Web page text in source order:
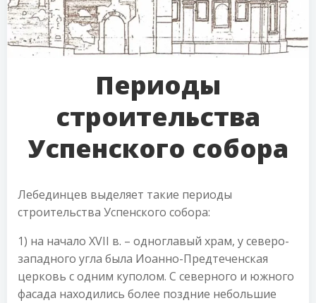
Периоды
строительства
Успенского собора
Лебединцев выделяет такие периоды
строительства Успенского собора:
1) на начало XVII в. – одноглавый храм, у северо-
западного угла была Иоанно-Предтеченская
церковь с одним куполом. С северного и южного
фасада находились более поздние небольшие